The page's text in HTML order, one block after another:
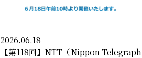
2026.06.18
【第118回】NTT（Nippon Telegraph